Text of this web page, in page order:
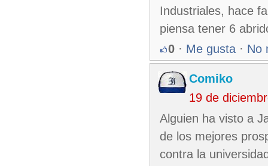
Industriales, hace
piensa tener 6
0 · Me gusta · No
Comiko
19 de
Alguien ha visto a
de los mejores
contra la